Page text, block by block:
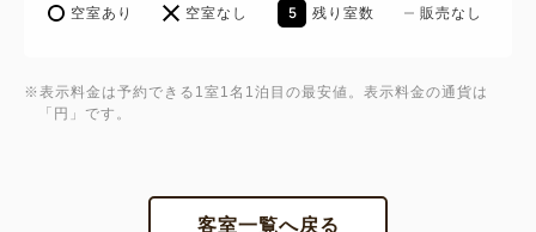
空室あり 空室なし 5 残り室数 販売なし
※表示料金は予約できる1室1名1泊目の最安値。表示料金の通貨は
「円」です。
客室一覧へ戻る